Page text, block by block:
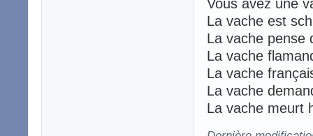
Vous avez une
La vache est
La vache pense
La vache
La vache
La vache
La vache meurt